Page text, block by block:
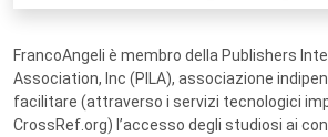
FrancoAngeli è membro della Publishers
Association, Inc (PILA), associazione
facilitare (attraverso i servizi tecnologici
CrossRef.org) l’accesso degli studiosi ai